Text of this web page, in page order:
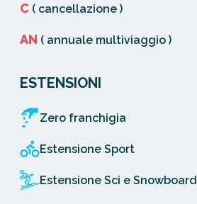
C ( cancellazione )
AN ( annuale multiviaggio )
ESTENSIONI
Zero franchigia
Estensione Sport
Estensione Sci e Snowboard